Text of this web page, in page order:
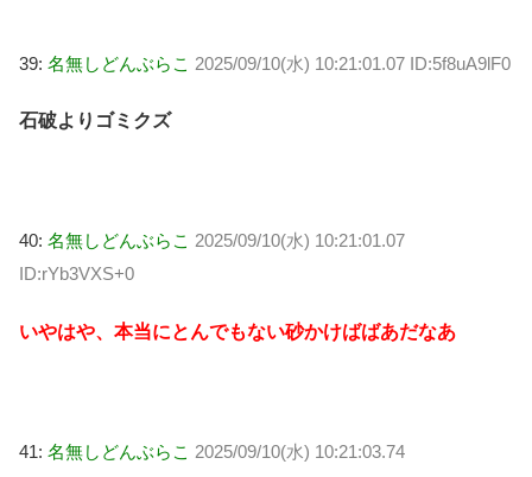
39: 名無しどんぶらこ 2025/09/10(水) 10:21:01.07 ID:5f8uA9lF0
石破よりゴミクズ
40: 名無しどんぶらこ 2025/09/10(水) 10:21:01.07
ID:rYb3VXS+0
いやはや、本当にとんでもない砂かけばばあだなあ
41: 名無しどんぶらこ 2025/09/10(水) 10:21:03.74